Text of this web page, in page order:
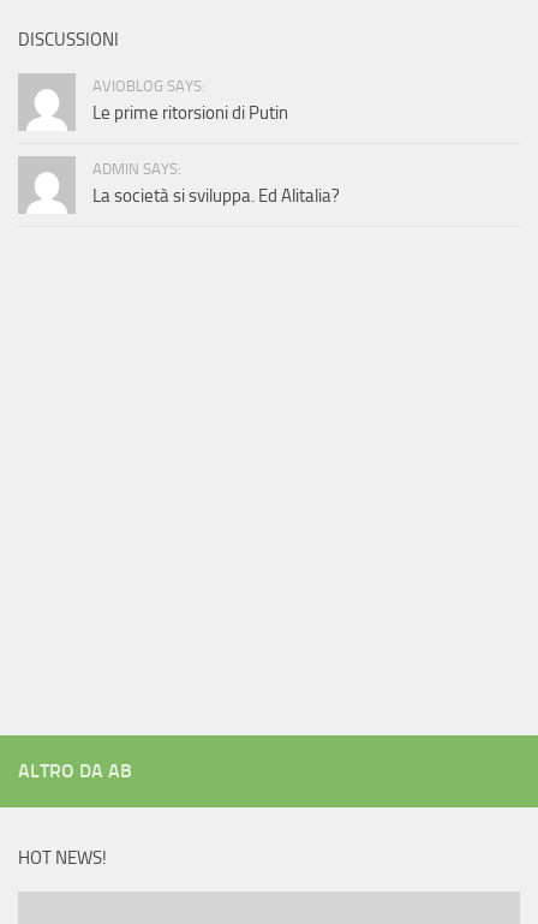
DISCUSSIONI
AVIOBLOG SAYS:
Le prime ritorsioni di Putin
ADMIN SAYS:
La società si sviluppa. Ed Alitalia?
ALTRO DA AB
HOT NEWS!